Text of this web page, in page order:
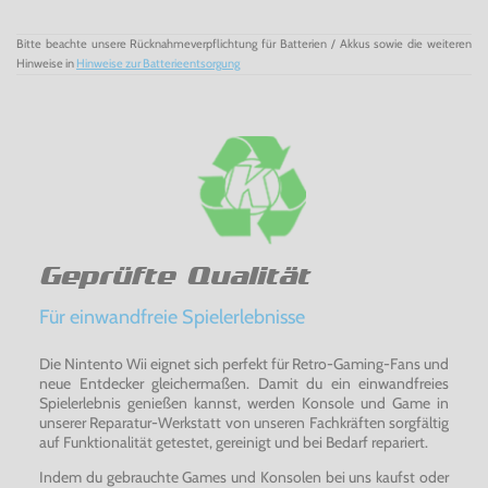
Spieler: In VOLTA findest du schier endlose Anpassungs-
und Individualisierungsoptionen für deinen Spieler, von
Outfits: Gönn deinem Spieler in VOLTA topaktuelle
Stilobjekte, wie Shirts, Schuhe, Sweater, verschiedene
Tattoos oder auch Frisuren. Sobald du in VOLTA durch den
Abschluss von Ingame-Herausforderungen
erzielst, werden weitere Stilobjekte freigeschaltet.
Locations: VOLTA erweckt Fußballplätze in aller Welt zum
Leben. Von einer Unterführung in Amsterdam über einen
Tokio: In VOLTA hast du die Chance, die regionalen
Besonderheiten des globalen Fußballspektakels zu
genießen.
Spieltypen: Bei VOLTA steht die Individualisierung im
Torhüter, 4-gegen-4, 4-gegen-4 ohne Torhüter, 5-gegen-5
Bitte beachte unsere Rücknahmeverpflichtung für Batterien / Akkus sowie die weiteren
Hinweise in Hinweise zur Batterieentsorgung
Geprüfte Qualität
Für einwandfreie Spielerlebnisse
Die Nintento Wii eignet sich perfekt für Retro-Gaming-Fans und
neue Entdecker gleichermaßen. Damit du ein einwandfreies
Spielerlebnis genießen kannst, werden Konsole und Game in
unserer Reparatur-Werkstatt von unseren Fachkräften sorgfältig
auf Funktionalität getestet, gereinigt und bei Bedarf repariert.
Indem du gebrauchte Games und Konsolen bei uns kaufst oder